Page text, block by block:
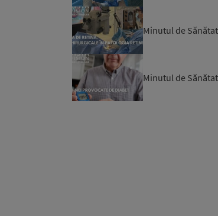
Minutul de
Minutul de